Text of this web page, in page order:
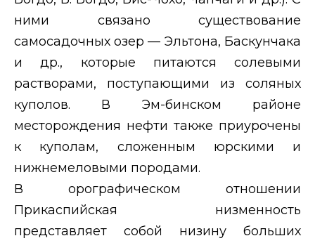
ними связано существование
самосадочных озер — Эльтона, Баскунчака
и др., которые питаются солевыми
растворами, поступающими из соляных
куполов. В Эм-бинском районе
месторождения нефти также приурочены
к куполам, сложенным юрскими и
нижнемеловыми породами.
В орографическом отношении
Прикаспийская низменность
представляет собой низину больших